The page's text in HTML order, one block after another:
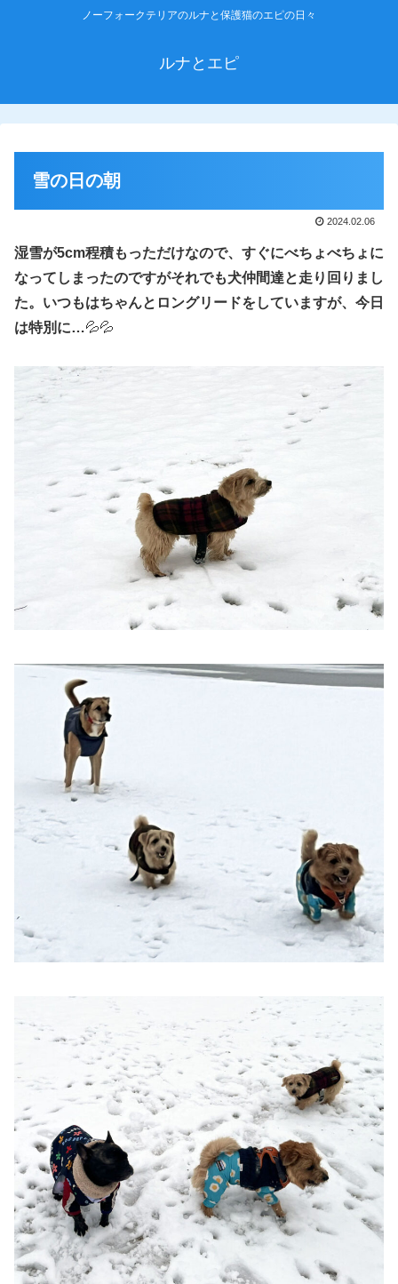
ノーフォークテリアのルナと保護猫のエピの日々
ルナとエピ
雪の日の朝
2024.02.06
湿雪が5cm程積もっただけなので、すぐにべちょべちょに
なってしまったのですがそれでも犬仲間達と走り回りまし
た。いつもはちゃんとロングリードをしていますが、今日
は特別 に…💦💦